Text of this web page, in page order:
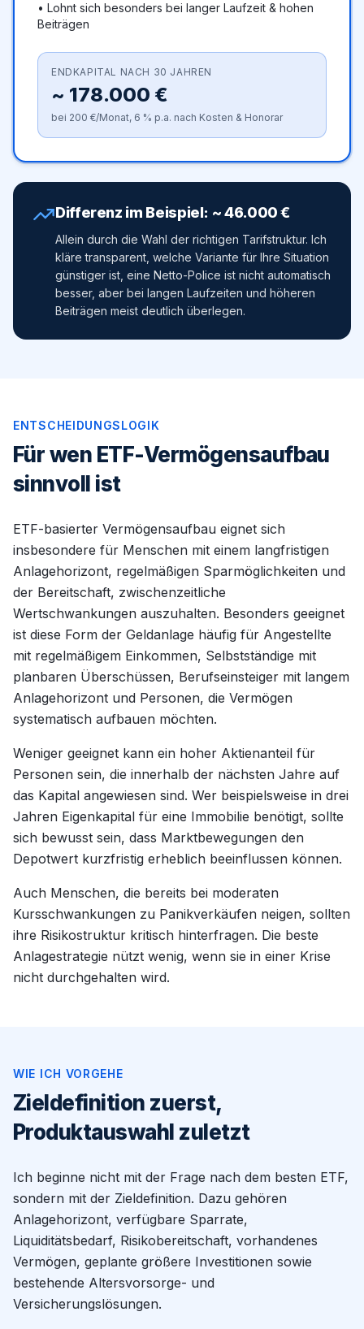
• Lohnt sich besonders bei langer Laufzeit & hohen
Beiträgen
ENDKAPITAL NACH 30 JAHREN
~ 178.000 €
bei 200 €/Monat, 6 % p.a. nach Kosten & Honorar
Differenz im Beispiel: ~46.000€
Allein durch die Wahl der richtigen Tarifstruktur. Ich
kläre transparent, welche Variante für Ihre Situation
günstiger ist, eine Netto-Police ist nicht automatisch
besser, aber bei langen Laufzeiten und höheren
Beiträgen meist deutlich überlegen.
ENTSCHEIDUNGSLOGIK
Für wen ETF-Vermögensaufbau
sinnvoll ist
ETF-basierter Vermögensaufbau eignet sich
insbesondere für Menschen mit einem langfristigen
Anlagehorizont, regelmäßigen Sparmöglichkeiten und
der Bereitschaft, zwischenzeitliche
Wertschwankungen auszuhalten. Besonders geeignet
ist diese Form der Geldanlage häufig für Angestellte
mit regelmäßigem Einkommen, Selbstständige mit
planbaren Überschüssen, Berufseinsteiger mit langem
Anlagehorizont und Personen, die Vermögen
systematisch aufbauen möchten.
Weniger geeignet kann ein hoher Aktienanteil für
Personen sein, die innerhalb der nächsten Jahre auf
das Kapital angewiesen sind. Wer beispielsweise in drei
Jahren Eigenkapital für eine Immobilie benötigt, sollte
sich bewusst sein, dass Marktbewegungen den
Depotwert kurzfristig erheblich beeinflussen können.
Auch Menschen, die bereits bei moderaten
Kursschwankungen zu Panikverkäufen neigen, sollten
ihre Risikostruktur kritisch hinterfragen. Die beste
Anlagestrategie nützt wenig, wenn sie in einer Krise
nicht durchgehalten wird.
WIE ICH VORGEHE
Zieldefinition zuerst,
Produktauswahl zuletzt
Ich beginne nicht mit der Frage nach dem besten ETF,
sondern mit der Zieldefinition. Dazu gehören
Anlagehorizont, verfügbare Sparrate,
Liquiditätsbedarf, Risikobereitschaft, vorhandenes
Vermögen, geplante größere Investitionen sowie
bestehende Altersvorsorge- und
Versicherungslösungen.